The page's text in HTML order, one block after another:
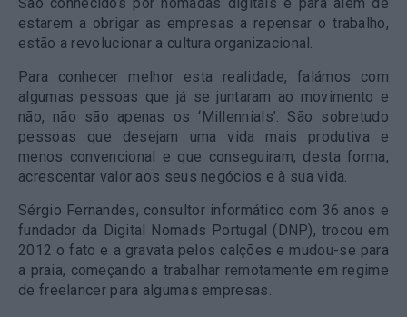
estarem a obrigar as empresas a repensar o trabalho,
estão a revolucionar a cultura organizacional.
Para conhecer melhor esta realidade, falámos com
algumas pessoas que já se juntaram ao movimento e
não, não são apenas os ‘Millennials’. São sobretudo
pessoas que desejam uma vida mais produtiva e
menos convencional e que conseguiram, desta forma,
acrescentar valor aos seus negócios e à sua vida.
Sérgio Fernandes, consultor informático com 36 anos e
fundador da Digital Nomads Portugal (DNP), trocou em
2012 o fato e a gravata pelos calções e mudou-se para
a praia, começando a trabalhar remotamente em regime
de freelancer para algumas empresas.